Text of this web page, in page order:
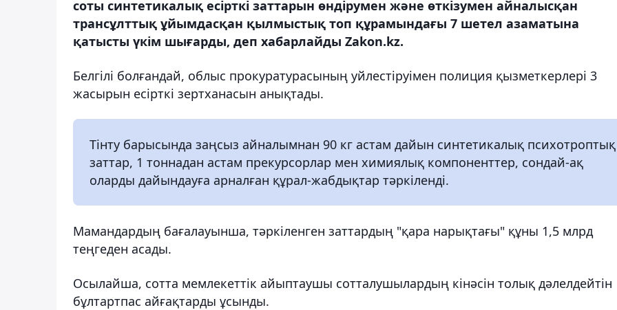
соты синтетикалық есірткі заттарын өндірумен және өткізумен айналысқан
трансұлттық ұйымдасқан қылмыстық топ құрамындағы 7 шетел азаматына
қатысты үкім шығарды, деп хабарлайды Zakon.kz.
Белгілі болғандай, облыс прокуратурасының уйлестіруімен полиция қызметкерлері 3
жасырын есірткі зертханасын анықтады.
Тінту барысында заңсыз айналымнан 90 кг астам дайын синтетикалық психотроптық
заттар, 1 тоннадан астам прекурсорлар мен химиялық компоненттер, сондай-ақ
оларды дайындауға арналған құрал-жабдықтар тәркіленді.
Мамандардың бағалауынша, тәркіленген заттардың "қара нарықтағы" құны 1,5 млрд
теңгеден асады.
Осылайша, сотта мемлекеттік айыптаушы сотталушылардың кінәсін толық дәлелдейтін
бұлтартпас айғақтарды ұсынды.